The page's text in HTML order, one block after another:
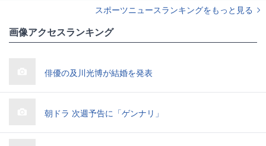
スポーツニュースランキングをもっと見る
画像アクセスランキング
俳優の及川光博が結婚を発表
朝ドラ 次週予告に「ゲンナリ」